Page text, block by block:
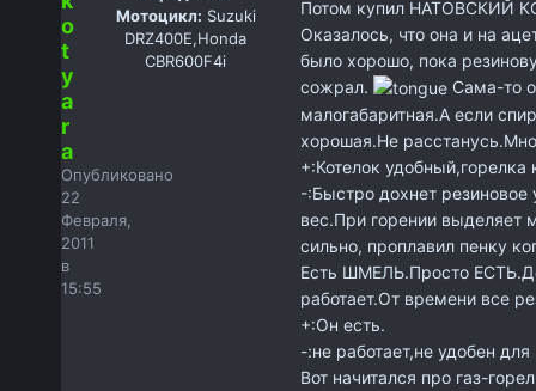
o
t
y
a
r
a
Опубликовано
22
Февраля,
2011
в
15:55
Мотоцикл: Suzuki
DRZ400E,Honda
CBR600F4i
Потом купил НАТОВСКИЙ
Оказалось, что она и на
было хорошо, пока
сожрал.
Сама-то
малогабаритная.А если
хорошая.Не
+:Котелок
-:Быстро дохнет
вес.При горении выделяет
сильно, проплавил пенку
Есть ШМЕЛЬ.Просто
работает.От времени все
+:Он есть.
-:не работает,не удобен
Вот начитался про газ-